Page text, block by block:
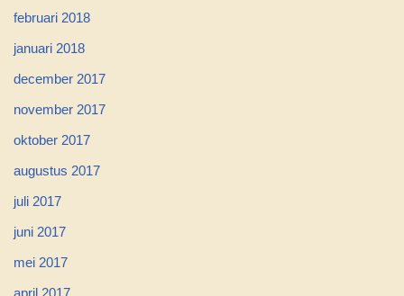
februari 2018
januari 2018
december 2017
november 2017
oktober 2017
augustus 2017
juli 2017
juni 2017
mei 2017
april 2017